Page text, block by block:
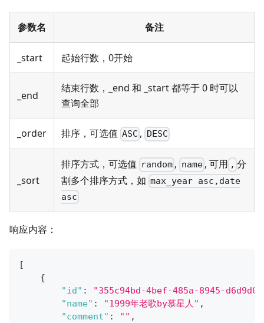
参数名 备注
_start 起始行数，0开始
_end
结束行数，_end 和 _start 都等于 0 时可以
查询全部
_order 排序，可选值 ASC , DESC
_sort
排序方式，可选值 random , name , 可用 , 分
割多个排序方式，如 max_year asc,date
asc
响应内容：
[
{
"id" :
"355c94bd-4bef-485a-8945-
"name" : "1999年老歌by慕星人" ,
"comment" : "" ,